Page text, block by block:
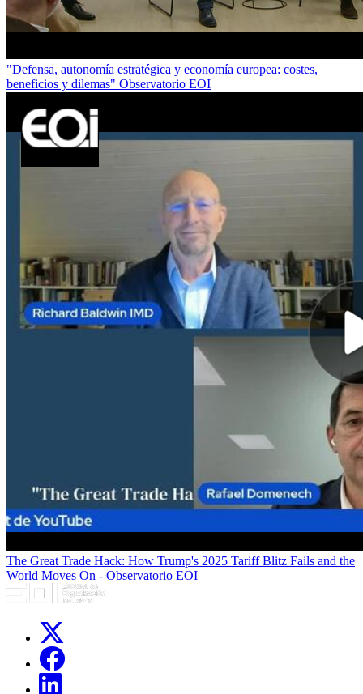
"Defensa, autonomía estratégica y economía europea: costes,
beneficios y dilemas" Observatorio EOI
The Great Trade Hack: How Trump's 2025 Tariff Blitz Fails and the
World Moves On - Observatorio EOI
Links, Opens in this window
Links, Opens in this window